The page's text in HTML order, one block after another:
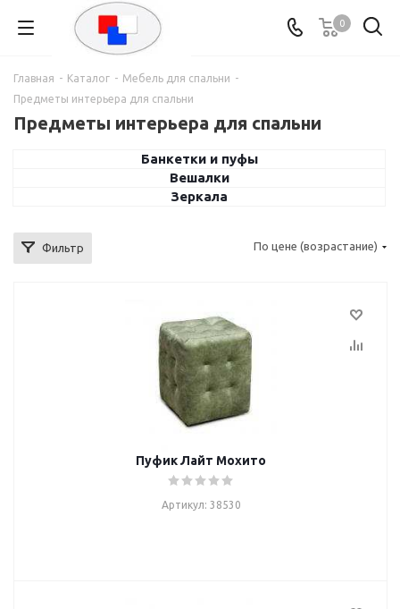
0
Главная - Каталог - Мебель для спальни -
Предметы интерьера для спальни
Предметы интерьера для спальни
Банкетки и пуфы
Вешалки
Зеркала
Фильтр По цене (возрастание)
Пуфик Лайт Мохито
Артикул: 38530